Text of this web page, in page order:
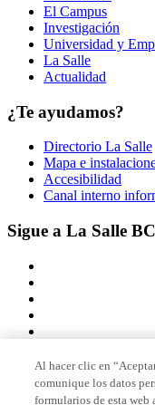
El Campus
Investigación
Universidad y
La Salle
Actualidad
¿Te ayudamos?
Directorio La Salle
Mapa e
Accesibilidad
Canal interno
Sigue a La Salle
Miembro de
Al hacer clic en
comunique los datos
formularios de esta web